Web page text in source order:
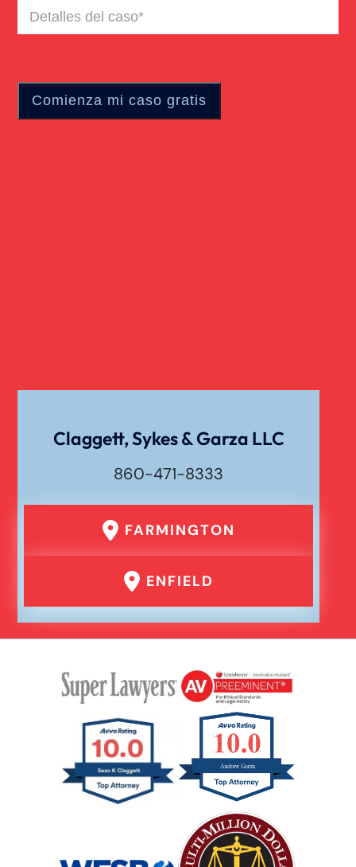
Detalles
del
Claggett, Sykes & Garza LLC
860-471-8333
FARMINGTON
ENFIELD